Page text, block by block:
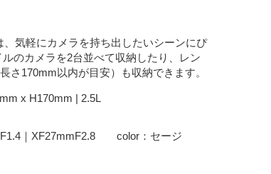
気軽にカメラを持ち出したいシーンにぴ
のカメラを2台並べて収納したり、レン
さ170mm以内が目安）も収納できます。
x H170mm | 2.5L
｜XF27mmF2.8 color：セージ